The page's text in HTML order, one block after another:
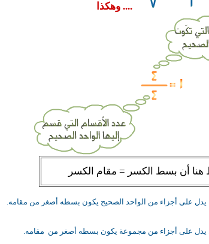
.... وهكذا
هنا أن بسط الكسر = مقام الكسر
يدل على أجزاء من الواحد الصحيح يكون بسطه أصغر من مقامه.
يدل على أجزاء من مجموعة يكون بسطه أصغر من مقامه.